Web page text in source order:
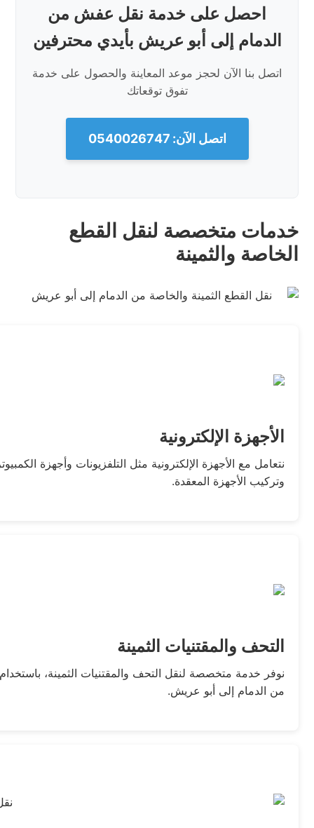
احصل على خدمة نقل عفش من
الدمام إلى أبو عريش بأيدي محترفين
اتصل بنا الآن لحجز موعد المعاينة والحصول على خدمة
تفوق توقعاتك
اتصل الآن: 0540026747
خدمات متخصصة لنقل القطع
الخاصة والثمينة
الأجهزة الإلكترونية
نتعامل مع الأجهزة الإلكترونية مثل التلفزيونات وأجهزة
وتركيب الأجهزة المعقدة.
التحف والمقتنيات الثمينة
نوفر خدمة متخصصة لنقل التحف والمقتنيات الثمينة،
من الدمام إلى أبو عريش.